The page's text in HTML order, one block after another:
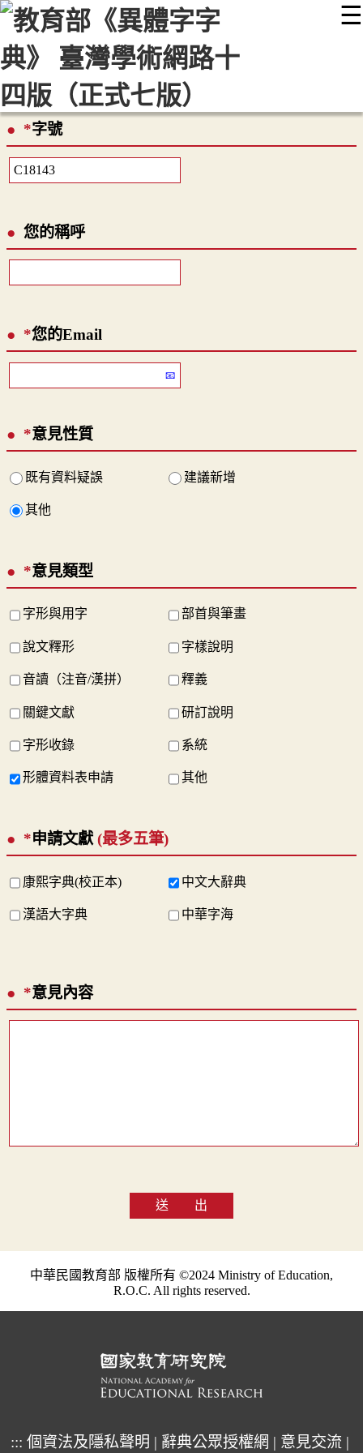
☰
::: 最新消息 常見問題 編輯說明
顯示模式
網站導覽
*字號
您的稱呼
*您的Email
*意見性質
既有資料疑誤 建議新增
其他
*意見類型
字形與用字 部首與筆畫
說文釋形 字樣說明
音讀（注音/漢拼） 釋義
關鍵文獻 研訂說明
字形收錄 系統
形體資料表申請 其他
*申請文獻 (最多五筆)
康熙字典(校正本) 中文大辭典
漢語大字典 中華字海
*意見內容
送 出
中華民國教育部 版權所有 ©2024 Ministry of Education,
R.O.C. All rights reserved.
::: 個資法及隱私聲明 | 辭典公眾授權網 | 意見交流 |